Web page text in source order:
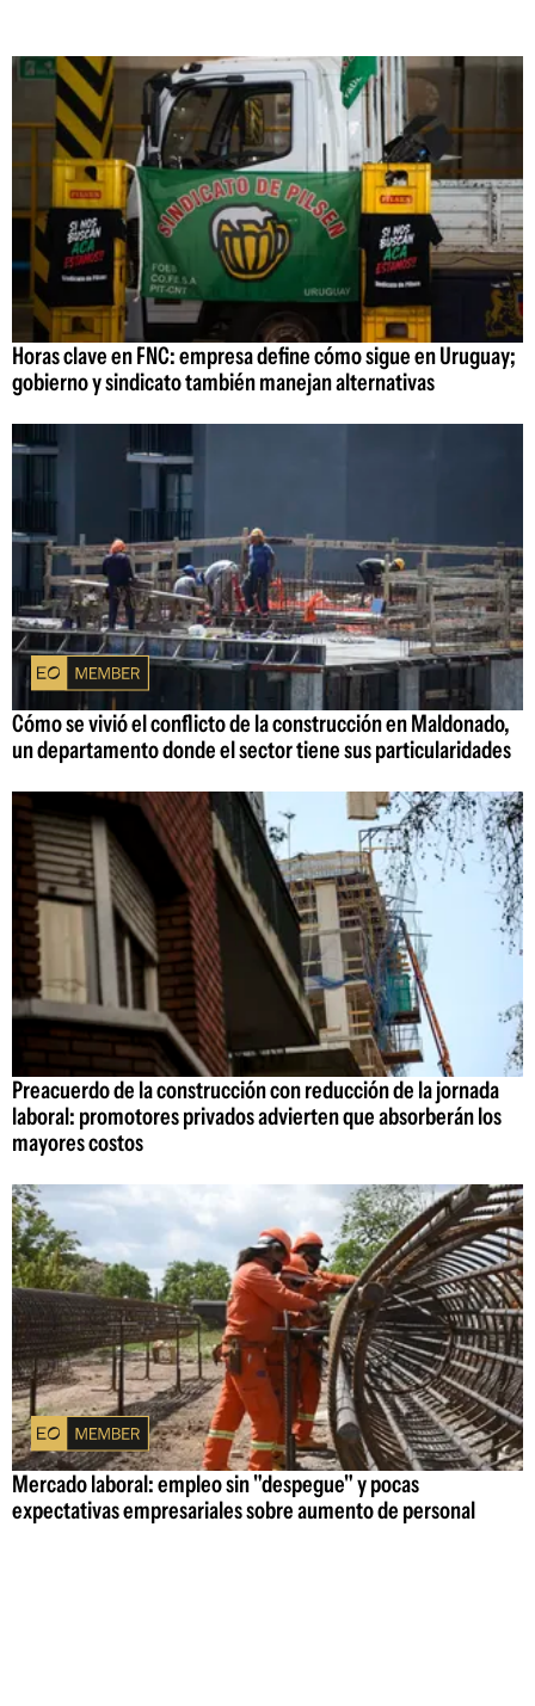
Horas clave en FNC: empresa define cómo sigue en Uruguay;
gobierno y sindicato también manejan alternativas
Cómo se vivió el conflicto de la construcción en Maldonado,
un departamento donde el sector tiene sus particularidades
Preacuerdo de la construcción con reducción de la jornada
laboral: promotores privados advierten que absorberán los
mayores costos
Mercado laboral: empleo sin "despegue" y pocas
expectativas empresariales sobre aumento de personal